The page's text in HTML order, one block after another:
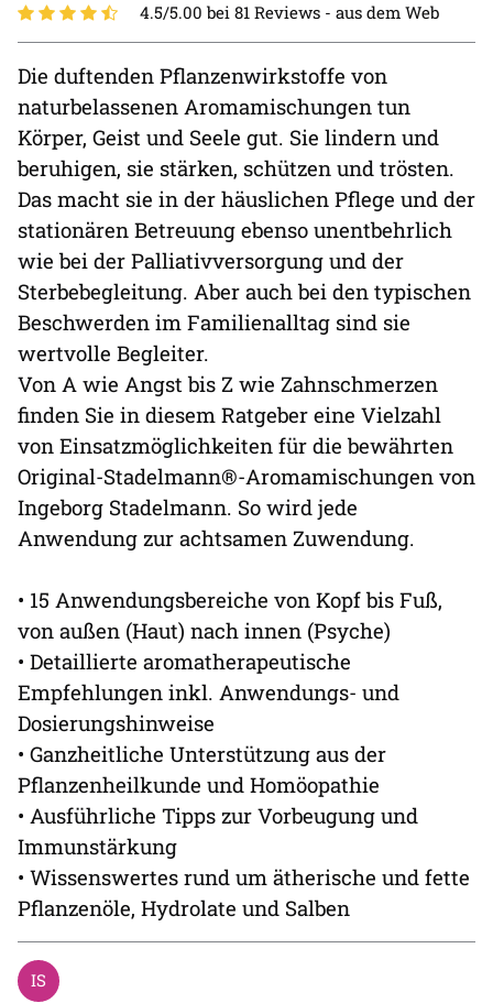
4.5/5.00 bei 81 Reviews - aus dem Web
Die duftenden Pflanzenwirkstoffe von
naturbelassenen Aromamischungen tun
Körper, Geist und Seele gut. Sie lindern und
beruhigen, sie stärken, schützen und trösten.
Das macht sie in der häuslichen Pflege und der
stationären Betreuung ebenso unentbehrlich
wie bei der Palliativversorgung und der
Sterbebegleitung. Aber auch bei den typischen
Beschwerden im Familienalltag sind sie
wertvolle Begleiter.
Von A wie Angst bis Z wie Zahnschmerzen
finden Sie in diesem Ratgeber eine Vielzahl
von Einsatzmöglichkeiten für die bewährten
Original-Stadelmann®-Aromamischungen von
Ingeborg Stadelmann. So wird jede
Anwendung zur achtsamen Zuwendung.
• 15 Anwendungsbereiche von Kopf bis Fuß,
von außen (Haut) nach innen (Psyche)
• Detaillierte aromatherapeutische
Empfehlungen inkl. Anwendungs- und
Dosierungshinweise
• Ganzheitliche Unterstützung aus der
Pflanzenheilkunde und Homöopathie
• Ausführliche Tipps zur Vorbeugung und
Immunstärkung
• Wissenswertes rund um ätherische und fette
Pflanzenöle, Hydrolate und Salben